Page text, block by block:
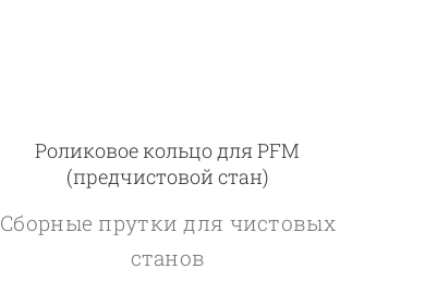
Роликовое кольцо для PFM
(предчистовой стан)
Сборные прутки для чистовых
станов